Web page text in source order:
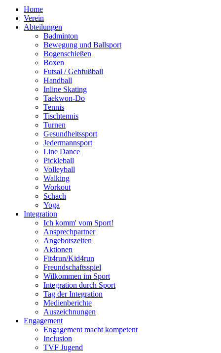
Home
Verein
Abteilungen
Badminton
Bewegung und Ballsport
Bogenschießen
Boxen
Futsal / Gehfußball
Handball
Inline Skating
Taekwon-Do
Tennis
Tischtennis
Turnen
Gesundheitssport
Jedermannsport
Line Dance
Pickleball
Volleyball
Walking
Workout
Schach
Yoga
Integration
Ich komm' vom Sport!
Ansprechpartner
Angebotszeiten
Aktionen
Fit4run/Kid4run
Freundschaftsspiel
Wilkommen im Sport
Integration durch Sport
Tag der Integration
Medienberichte
Auszeichnungen
Engagement
Engagement macht kompetent
Inclusion
TVF Jugend